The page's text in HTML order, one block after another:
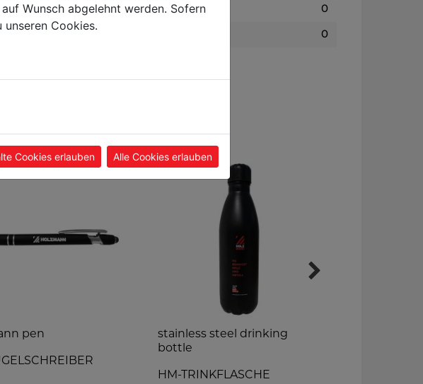
0
0
pen
stainless steel drinking
bottle
HM-TRINKFLASCHE
Wunsch abgelehnt werden. Sofern
Cookies.
Cookies erlauben Alle Cookies erlauben